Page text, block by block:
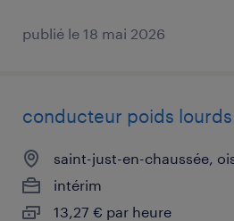
publié le 18 mai 2026
conducteur poids
saint-just-en-chaussée,
intérim
13,27 € par heure